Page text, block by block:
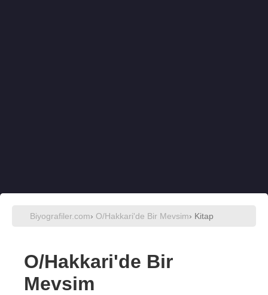
Biyografiler.com› O/Hakkari'de Bir Mevsim› Kitap
O/Hakkari'de Bir
Mevsim